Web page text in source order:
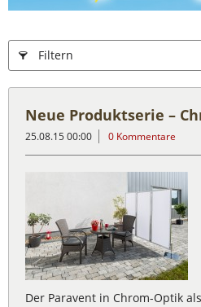
Filtern
Neue Produktserie –
25.08.15 00:00 0 Kommentare
Der Paravent in Chrom-Optik